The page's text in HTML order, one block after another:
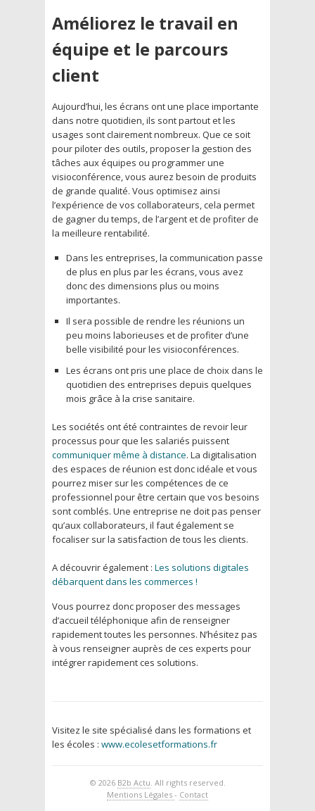
Améliorez le travail en
équipe et le parcours
client
Aujourd’hui, les écrans ont une place importante
dans notre quotidien, ils sont partout et les
usages sont clairement nombreux. Que ce soit
pour piloter des outils, proposer la gestion des
tâches aux équipes ou programmer une
visioconférence, vous aurez besoin de produits
de grande qualité. Vous optimisez ainsi
l’expérience de vos collaborateurs, cela permet
de gagner du temps, de l’argent et de profiter de
la meilleure rentabilité.
Dans les entreprises, la communication passe
de plus en plus par les écrans, vous avez
donc des dimensions plus ou moins
importantes.
Il sera possible de rendre les réunions un
peu moins laborieuses et de profiter d’une
belle visibilité pour les visioconférences.
Les écrans ont pris une place de choix dans le
quotidien des entreprises depuis quelques
mois grâce à la crise sanitaire.
Les sociétés ont été contraintes de revoir leur
processus pour que les salariés puissent
communiquer même à distance. La digitalisation
des espaces de réunion est donc idéale et vous
pourrez miser sur les compétences de ce
professionnel pour être certain que vos besoins
sont comblés. Une entreprise ne doit pas penser
qu’aux collaborateurs, il faut également se
focaliser sur la satisfaction de tous les clients.
A découvrir également : Les solutions digitales
débarquent dans les commerces !
Vous pourrez donc proposer des messages
d’accueil téléphonique afin de renseigner
rapidement toutes les personnes. N’hésitez pas
à vous renseigner auprès de ces experts pour
intégrer rapidement ces solutions.
Visitez le site spécialisé dans les formations et
les écoles : www.ecolesetformations.fr
© 2026 B2b Actu . All rights reserved.
Mentions Légales - Contact